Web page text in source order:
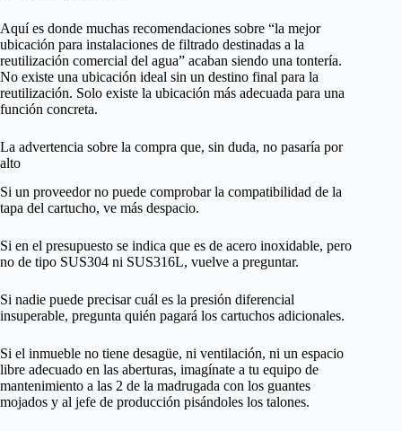
Aquí es donde muchas recomendaciones sobre “la mejor
ubicación para instalaciones de filtrado destinadas a la
reutilización comercial del agua” acaban siendo una tontería.
No existe una ubicación ideal sin un destino final para la
reutilización. Solo existe la ubicación más adecuada para una
función concreta.
La advertencia sobre la compra que, sin duda, no pasaría por
alto
Si un proveedor no puede comprobar la compatibilidad de la
tapa del cartucho, ve más despacio.
Si en el presupuesto se indica que es de acero inoxidable, pero
no de tipo SUS304 ni SUS316L, vuelve a preguntar.
Si nadie puede precisar cuál es la presión diferencial
insuperable, pregunta quién pagará los cartuchos adicionales.
Si el inmueble no tiene desagüe, ni ventilación, ni un espacio
libre adecuado en las aberturas, imagínate a tu equipo de
mantenimiento a las 2 de la madrugada con los guantes
mojados y al jefe de producción pisándoles los talones.